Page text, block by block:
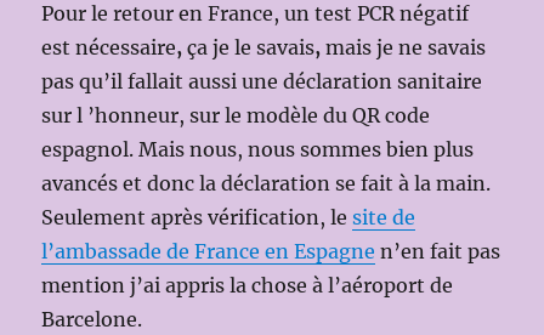
Pour le retour en France, un test PCR négatif
est nécessaire,ça je le savais,mais je ne savais
pas qu’il fallait aussi une déclaration sanitaire
sur l ’honneur, sur le modèle du QR code
espagnol. Mais nous, nous sommes bien plus
avancés et donc la déclaration se fait à la main.
Seulement après vérification, lesite de
l’ambassade de France en Espagne n’en fait pas
mention j’ai appris la chose à l’aéroport de
Barcelone.